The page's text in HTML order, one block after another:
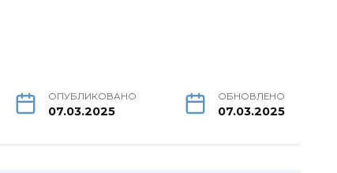
ОПУБЛИКОВАНО
07.03.2025
ОБНОВЛЕНО
07.03.2025